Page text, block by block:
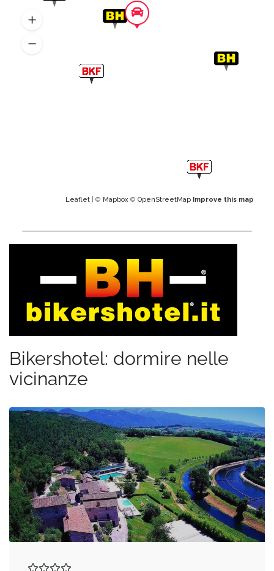
Leaflet | © Mapbox © OpenStreetMap Improve this map
Bikershotel: dormire nelle
vicinanze